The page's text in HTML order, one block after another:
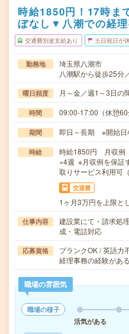
時給1850円！17時ま
ぼなし▼八潮での経
交通費別途支給あり 土日祝日が
勤務地
埼玉県八潮市
八潮駅から徒歩25分
曜日頻度 月～金／週1～3日
時間 09:00-17:00（休憩60
期間 即日～長期 ※開始日
時給
時給1850円 月収例
×4週 ※月収例を保証
取りサービス利用可
交通費
1ヶ月3万円を上限と
仕事内容
建設業にて・請求処
成・電話対応
応募資格
ブランクOK / 英語力
経理事務の経験があ
職場の雰囲気
職場の様子
活気がある